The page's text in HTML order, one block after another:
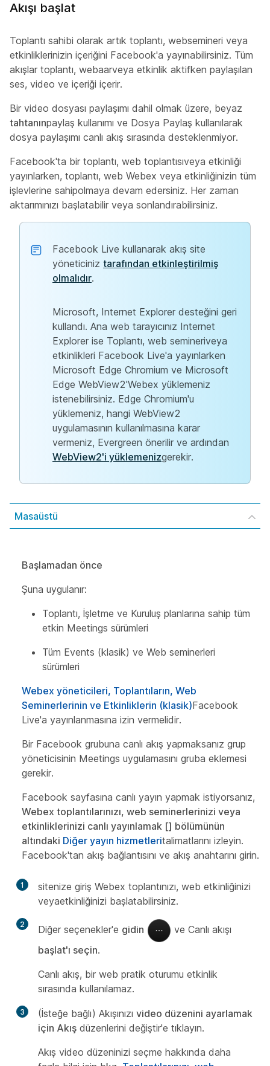
Akışı başlat
Toplantı sahibi olarak artık toplantı, websemineri veya
etkinliklerinizin içeriğini Facebook'a yayınabilirsiniz. Tüm
akışlar toplantı, webaarveya etkinlik aktifken paylaşılan
ses, video ve içeriği içerir.
Bir video dosyası paylaşımı dahil olmak üzere, beyaz
tahtanınpaylaş kullanımı ve Dosya Paylaş kullanılarak
dosya paylaşımı canlı akış sırasında desteklenmiyor.
Facebook'ta bir toplantı, web toplantısıveya etkinliği
yayınlarken, toplantı, web Webex veya etkinliğinizin tüm
işlevlerine sahipolmaya devam edersiniz. Her zaman
aktarımınızı başlatabilir veya sonlandırabilirsiniz.
Facebook Live kullanarak akış site
yöneticiniz tarafından etkinleştirilmiş
olmalıdır.
Microsoft, Internet Explorer desteğini geri
kullandı. Ana web tarayıcınız Internet
Explorer ise Toplantı, web semineriveya
etkinlikleri Facebook Live'a yayınlarken
Microsoft Edge Chromium ve Microsoft
Edge WebView2'Webex yüklemeniz
istenebilirsiniz. Edge Chromium'u
yüklemeniz, hangi WebView2
uygulamasının kullanılmasına karar
vermeniz, Evergreen önerilir ve ardından
WebView2'i yüklemenizgerekir.
Masaüstü
Başlamadan önce
Şuna uygulanır:
Toplantı, İşletme ve Kuruluş planlarına sahip tüm
etkin Meetings sürümleri
Tüm Events (klasik) ve Web seminerleri
sürümleri
Webex yöneticileri, Toplantıların, Web
Seminerlerinin ve Etkinliklerin (klasik)Facebook
Live'a yayınlanmasına izin vermelidir.
Bir Facebook grubuna canlı akış yapmaksanız grup
yöneticisinin Meetings uygulamasını gruba eklemesi
gerekir.
Facebook sayfasına canlı yayın yapmak istiyorsanız,
Webex toplantılarınızı, web seminerlerinizi veya
etkinliklerinizi canlı yayınlamak [] bölümünün
altındaki Diğer yayın hizmetleritalimatlarını izleyin.
Facebook'tan akış bağlantısını ve akış anahtarını girin.
1
sitenize giriş Webex toplantınızı, web etkinliğinizi
veyaetkinliğinizi başlatabilirsiniz.
2 Diğer seçenekler'e gidin
ve Canlı akışı
başlat'ı seçin.
Canlı akış, bir web pratik oturumu etkinlik
sırasında kullanılamaz.
3 (İsteğe bağlı) Akışınızı video düzenini ayarlamak
için Akış düzenlerini değiştir'e tıklayın.
Akış video düzeninizi seçme hakkında daha